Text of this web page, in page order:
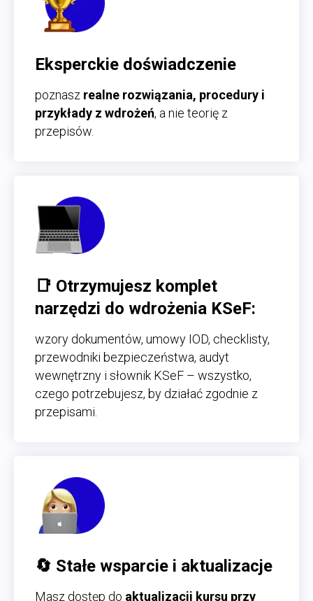
Eksperckie doświadczenie
poznasz realne rozwiązania, procedury i
przykłady z wdrożeń, a nie teorię z
przepisów.
📑 Otrzymujesz komplet
narzędzi do wdrożenia KSeF:
wzory dokumentów, umowy IOD, checklisty,
przewodniki bezpieczeństwa, audyt
wewnętrzny i słownik KSeF – wszystko,
czego potrzebujesz, by działać zgodnie z
przepisami.
🔄 Stałe wsparcie i aktualizacje
Masz dostęp do aktualizacji kursu przy